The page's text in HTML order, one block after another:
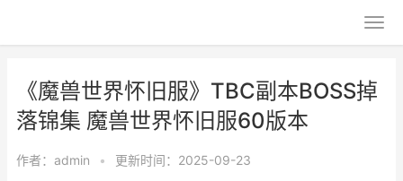
《魔兽世界怀旧服》TBC副本BOSS掉
落锦集 魔兽世界怀旧服60版本
作者： admin • 更新时间：2025-09-23